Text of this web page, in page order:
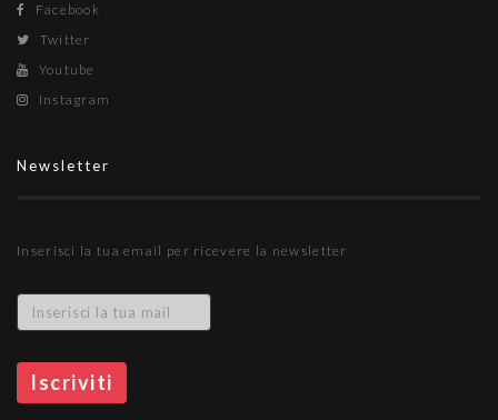
Facebook
Twitter
Youtube
Instagram
Newsletter
Inserisci la tua email per ricevere la newsletter